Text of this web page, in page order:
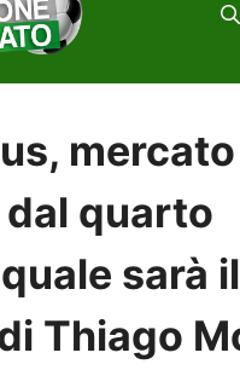
mercato
quarto
sarà il
Thiago